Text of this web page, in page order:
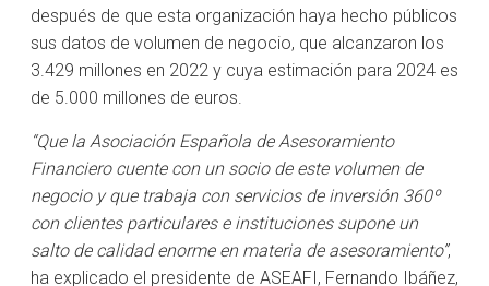
después de que esta organización haya hecho públicos
sus datos de volumen de negocio, que alcanzaron los
3.429 millones en 2022 y cuya estimación para 2024 es
de 5.000 millones de euros.
“Que la Asociación Española de Asesoramiento
Financiero cuente con un socio de este volumen de
negocio y que trabaja con servicios de inversión 360º
con clientes particulares e instituciones supone un
salto de calidad enorme en materia de asesoramiento”,
ha explicado el presidente de ASEAFI, Fernando Ibáñez,